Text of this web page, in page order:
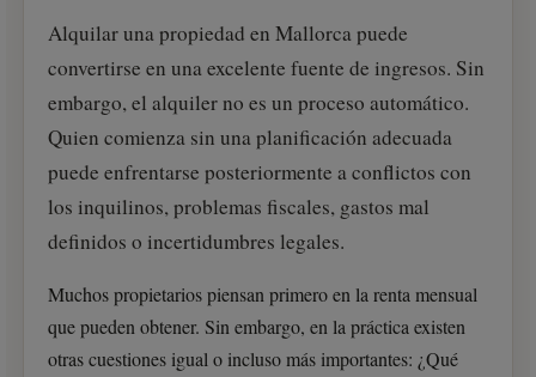
Alquilar una propiedad en Mallorca puede
convertirse en una excelente fuente de ingresos. Sin
embargo, el alquiler no es un proceso automático.
Quien comienza sin una planificación adecuada
puede enfrentarse posteriormente a conflictos con
los inquilinos, problemas fiscales, gastos mal
definidos o incertidumbres legales.
Muchos propietarios piensan primero en la renta mensual
que pueden obtener. Sin embargo, en la práctica existen
otras cuestiones igual o incluso más importantes: ¿Qué